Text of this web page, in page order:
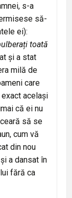
s-a
să-
ei):
toată
și a stat
milă de
care
același
că ei nu
să se
cum vă
din nou
a dansat în
fără ca